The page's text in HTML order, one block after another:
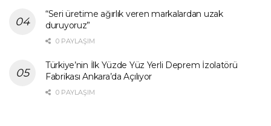
“Seri üretime ağırlık veren markalardan uzak
duruyoruz”
0 PAYLAŞIM
Türkiye’nin İlk Yüzde Yüz Yerli Deprem İzolatörü
Fabrikası Ankara’da Açılıyor
0 PAYLAŞIM